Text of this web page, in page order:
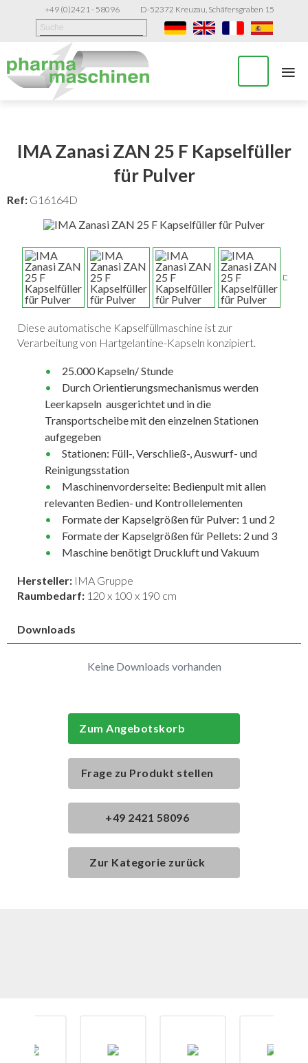
+49 (0)2421 - 58096 D-52372 Kreuzau, Schäfersgraben 15
≡
IMA Zanasi ZAN 25 F Kapselfüller
für Pulver
Ref: G16164D
Diese automatische Kapselfüllmaschine ist zur
Verarbeitung von Hartgelantine-Kapseln konzipiert.
25.000 Kapseln/ Stunde
Durch Orientierungsmechanismus werden
Leerkapseln ausgerichtet und in die
Transportscheibe mit den einzelnen Stationen
aufgegeben
Stationen: Füll-, Verschließ-, Auswurf- und
Reinigungsstation
Maschinenvorderseite: Bedienpult mit allen
relevanten Bedien- und Kontrollelementen
Formate der Kapselgrößen für Pulver: 1 und 2
Formate der Kapselgrößen für Pellets: 2 und 3
Maschine benötigt Druckluft und Vakuum
Hersteller: IMA Gruppe
Raumbedarf: 120 x 100 x 190 cm
Downloads
Keine Downloads vorhanden
Zum Angebotskorb
Frage zu Produkt stellen
+49 2421 58096
Zur Kategorie zurück